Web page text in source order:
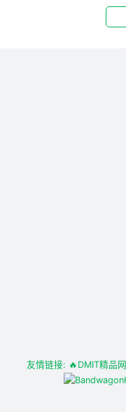
友情链接: 🔥DMIT精品网